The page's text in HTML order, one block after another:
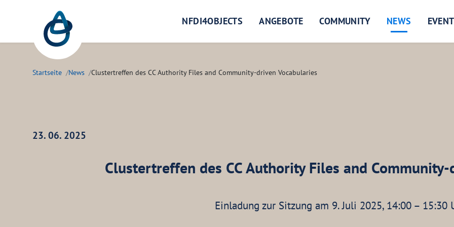
Zum Hauptinhalt springen
NFDI4OBJECTS ANGEBOTE COMMUNITY NEWS
Startseite News Clustertreffen des CC Authority Files and Community-driven Vocabularies
23. 06. 2025
Clustertreffen des CC Authority Files and
Einladung zur Sitzung am 9. Juli 2025, 14:00 – 15:30